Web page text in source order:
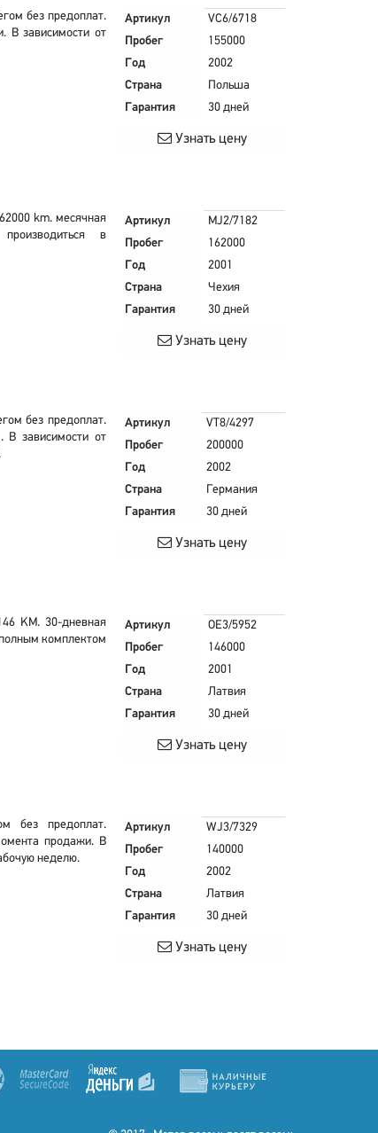
без предоплат.
В зависимости от
Артикул
VC6/6718
Пробег
155000
Год
2002
Страна
Польша
Гарантия
30 дней
Узнать цену
km. месячная
в
Артикул
MJ2/7182
Пробег
162000
Год
2001
Страна
Чехия
Гарантия
30 дней
Узнать цену
без предоплат.
В зависимости от
Артикул
VT8/4297
Пробег
200000
Год
2002
Страна
Германия
Гарантия
30 дней
Узнать цену
KM. 30-дневная
комплектом
Артикул
OE3/5952
Пробег
146000
Год
2001
Страна
Латвия
Гарантия
30 дней
Узнать цену
без предоплат.
продажи. В
неделю.
Артикул
WJ3/7329
Пробег
140000
Год
2002
Страна
Латвия
Гарантия
30 дней
Узнать цену